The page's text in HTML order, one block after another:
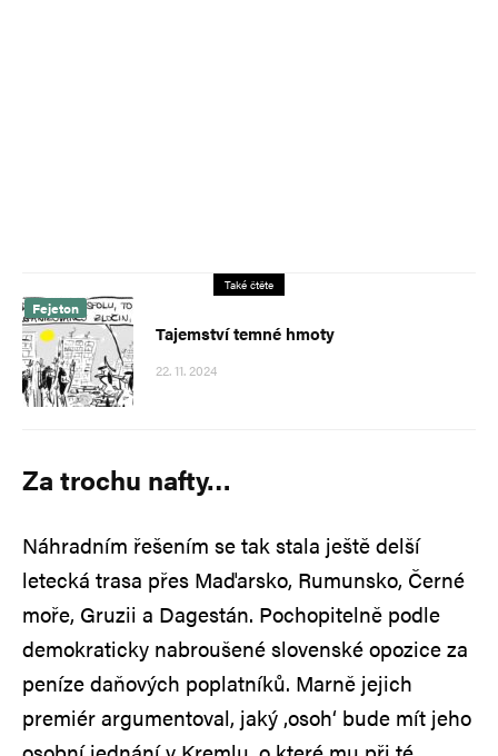
Také čtěte
Fejeton
Tajemství temné hmoty
22. 11. 2024
Za trochu nafty…
Náhradním řešením se tak stala ještě delší
letecká trasa přes Maďarsko, Rumunsko, Černé
moře, Gruzii a Dagestán. Pochopitelně podle
demokraticky nabroušené slovenské opozice za
peníze daňových poplatníků. Marně jejich
premiér argumentoval, jaký ‚osoh‘ bude mít jeho